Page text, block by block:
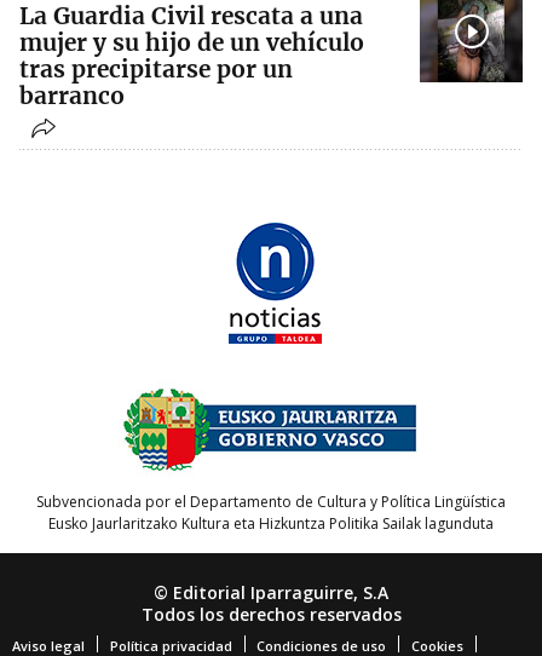
La Guardia Civil rescata a una
mujer y su hijo de un vehículo
tras precipitarse por un
barranco
Subvencionada por el Departamento de Cultura y Política Lingüística
Eusko Jaurlaritzako Kultura eta Hizkuntza Politika Sailak lagunduta
© Editorial Iparraguirre, S.A
Todos los derechos reservados
Aviso legal Política privacidad Condiciones de uso Cookies